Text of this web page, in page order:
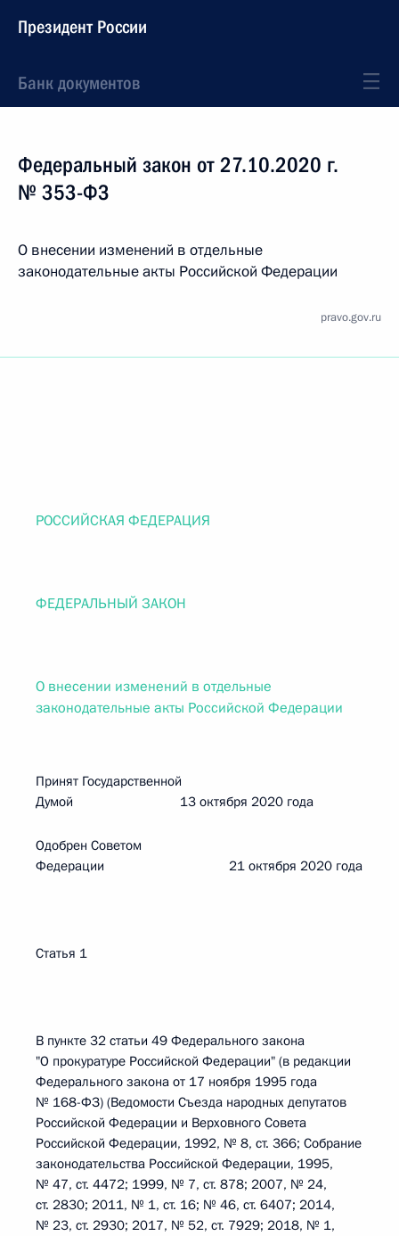
Президент России
Банк документов
Федеральный закон от 27.10.2020 г.
№ 353-ФЗ
О внесении изменений в отдельные
законодательные акты Российской Федерации
pravo.gov.ru
РОССИЙСКАЯ ФЕДЕРАЦИЯ
ФЕДЕРАЛЬНЫЙ ЗАКОН
О внесении изменений в отдельные
законодательные акты Российской Федерации
Принят Государственной
Думой 13 октября 2020 года
Одобрен Советом
Федерации 21 октября 2020 года
Статья 1
В пункте 32 статьи 49 Федерального закона
"О прокуратуре Российской Федерации" (в редакции
Федерального закона от 17 ноября 1995 года
№ 168-ФЗ) (Ведомости Съезда народных депутатов
Российской Федерации и Верховного Совета
Российской Федерации, 1992, № 8, ст. 366; Собрание
законодательства Российской Федерации, 1995,
№ 47, ст. 4472; 1999, № 7, ст. 878; 2007, № 24,
ст. 2830; 2011, № 1, ст. 16; № 46, ст. 6407; 2014,
№ 23, ст. 2930; 2017, № 52, ст. 7929; 2018, № 1,